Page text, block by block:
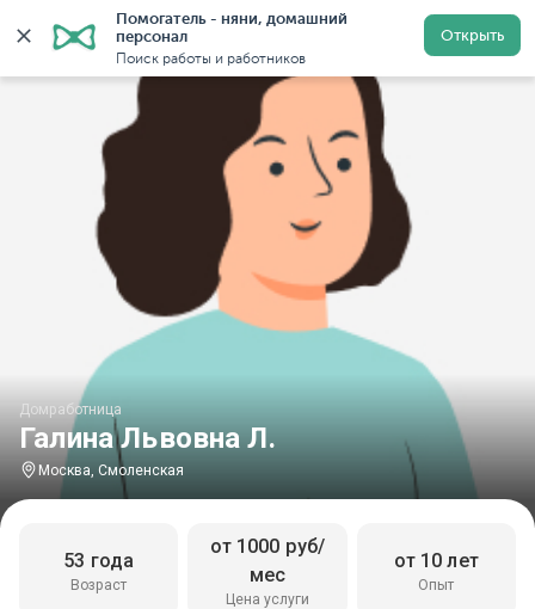
Помогатель - няни, домашний
персонал
Поиск работы и работников
Открыть
Главная Домработницы Домработницы в Москве
Галина Львовна Л.
Домработница
Москва, Смоленская
Возраст
53 года
Цена услуги
от 1000 руб/
мес
Опыт
от 10 лет